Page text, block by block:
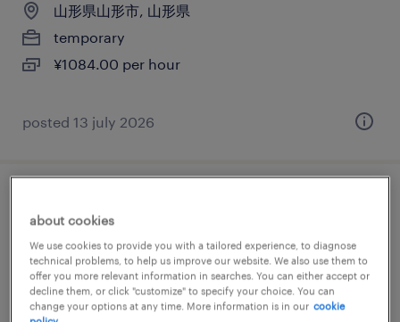
山形県山形市, 山形県
temporary
¥1084.00 per hour
posted 13 july 2026
山形県山形市, 山形県
temporary
¥1119.00 per hour
about cookies
We use cookies to provide you with a tailored experience, to diagnose
technical problems, to help us improve our website. We also use them to
offer you more relevant information in searches. You can either accept or
decline them, or click "customize" to specify your choice. You can
change your options at any time. More information is in our cookie